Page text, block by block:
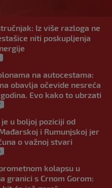
Iz više razloga ne
niti poskupljenja
na autocestama:
obavlja očevide nesreća
Evo kako to ubrzati
u boljoj poziciji od
i Rumunjskoj jer
o važnoj stvari
kolapsu u
granici s Crnom Gorom: